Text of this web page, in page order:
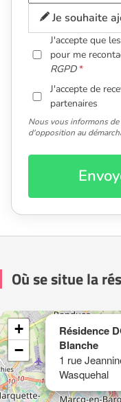
Je souhaite
J'accepte que
pour me
RGPD
J'accepte de
partenaires
Nous vous informons
d'opposition au
Où se situe la
Résidence
Blanche
1 rue
Wasquehal
+
−